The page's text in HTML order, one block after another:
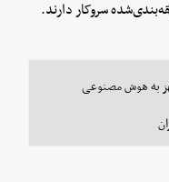
سروکار دارند.
به هوش مصنوعی